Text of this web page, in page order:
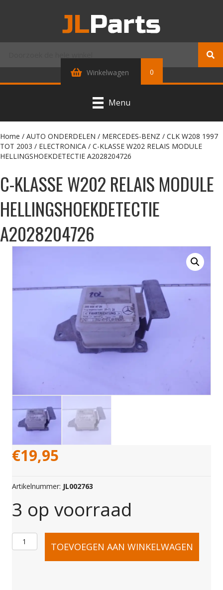
Winkelwagen 0
Menu
Home / AUTO ONDERDELEN / MERCEDES-BENZ / CLK W208 1997
TOT 2003 / ELECTRONICA / C-KLASSE W202 RELAIS MODULE
HELLINGSHOEKDETECTIE A2028204726
C-KLASSE W202 RELAIS MODULE
HELLINGSHOEKDETECTIE
A2028204726
€19,95
Artikelnummer: JL002763
3 op voorraad
C-
TOEVOEGEN AAN WINKELWAGEN